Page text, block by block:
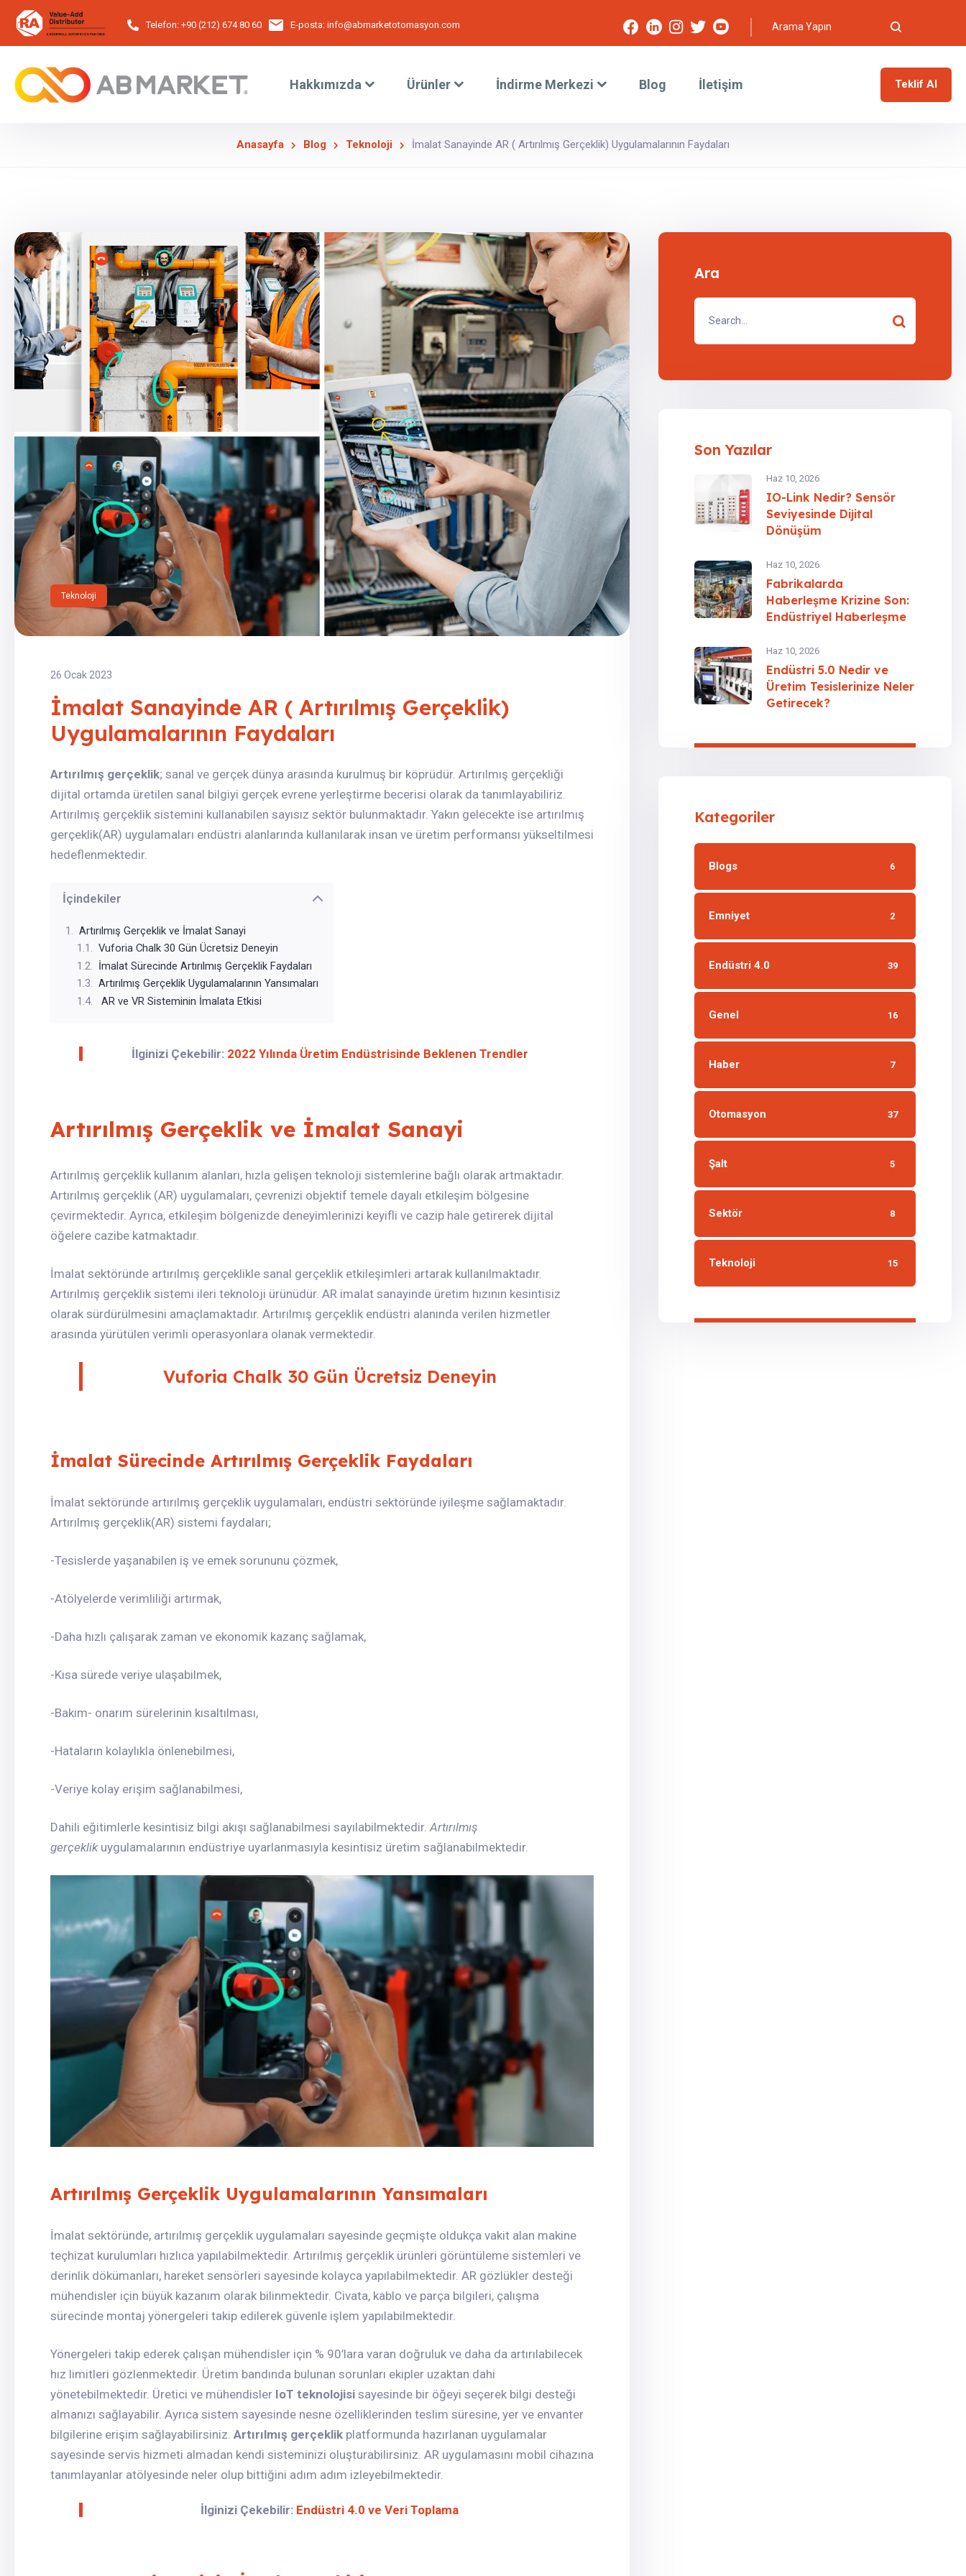
Telefon:+90 (212) 674 80 60 E-posta: info@abmarketotomasyon.com
Hakkımızda Ürünler İndirme Merkezi Blog İletişim Teklif Al
Anasayfa Blog Teknoloji İmalat Sanayinde AR ( Artırılmış Gerçeklik) Uygulamalarının Faydaları
Teknoloji
26 Ocak 2023
İmalat Sanayinde AR ( Artırılmış Gerçeklik)
Uygulamalarının Faydaları
Artırılmış gerçeklik; sanal ve gerçek dünya arasında kurulmuş bir köprüdür. Artırılmış gerçekliği
dijital ortamda üretilen sanal bilgiyi gerçek evrene yerleştirme becerisi olarak da tanımlayabiliriz.
Artırılmış gerçeklik sistemini kullanabilen sayısız sektör bulunmaktadır. Yakın gelecekte ise artırılmış
gerçeklik(AR) uygulamaları endüstri alanlarında kullanılarak insan ve üretim performansı yükseltilmesi
hedeflenmektedir.
İçindekiler
Artırılmış Gerçeklik ve İmalat Sanayi
Vuforia Chalk 30 Gün Ücretsiz Deneyin
İmalat Sürecinde Artırılmış Gerçeklik Faydaları
Artırılmış Gerçeklik Uygulamalarının Yansımaları
AR ve VR Sisteminin İmalata Etkisi
İlginizi Çekebilir: 2022 Yılında Üretim Endüstrisinde Beklenen Trendler
Artırılmış Gerçeklik ve İmalat Sanayi
Artırılmış gerçeklik kullanım alanları, hızla gelişen teknoloji sistemlerine bağlı olarak artmaktadır.
Artırılmış gerçeklik (AR) uygulamaları, çevrenizi objektif temele dayalı etkileşim bölgesine
çevirmektedir. Ayrıca, etkileşim bölgenizde deneyimlerinizi keyifli ve cazip hale getirerek dijital
öğelere cazibe katmaktadır.
İmalat sektöründe artırılmış gerçeklikle sanal gerçeklik etkileşimleri artarak kullanılmaktadır.
Artırılmış gerçeklik sistemi ileri teknoloji ürünüdür. AR imalat sanayinde üretim hızının kesintisiz
olarak sürdürülmesini amaçlamaktadır. Artırılmış gerçeklik endüstri alanında verilen hizmetler
arasında yürütülen verimli operasyonlara olanak vermektedir.
Vuforia Chalk 30 Gün Ücretsiz Deneyin
İmalat Sürecinde Artırılmış Gerçeklik Faydaları
İmalat sektöründe artırılmış gerçeklik uygulamaları, endüstri sektöründe iyileşme sağlamaktadır.
Artırılmış gerçeklik(AR) sistemi faydaları;
-Tesislerde yaşanabilen iş ve emek sorununu çözmek,
-Atölyelerde verimliliği artırmak,
-Daha hızlı çalışarak zaman ve ekonomik kazanç sağlamak,
-Kısa sürede veriye ulaşabilmek,
-Bakım- onarım sürelerinin kısaltılması,
-Hataların kolaylıkla önlenebilmesi,
-Veriye kolay erişim sağlanabilmesi,
Dahili eğitimlerle kesintisiz bilgi akışı sağlanabilmesi sayılabilmektedir. Artırılmış
gerçeklikuygulamalarının endüstriye uyarlanmasıyla kesintisiz üretim sağlanabilmektedir.
Artırılmış Gerçeklik Uygulamalarının Yansımaları
İmalat sektöründe, artırılmış gerçeklik uygulamaları sayesinde geçmişte oldukça vakit alan makine
teçhizat kurulumları hızlıca yapılabilmektedir. Artırılmış gerçeklik ürünleri görüntüleme sistemleri ve
derinlik dökümanları, hareket sensörleri sayesinde kolayca yapılabilmektedir. AR gözlükler desteği
mühendisler için büyük kazanım olarak bilinmektedir. Civata, kablo ve parça bilgileri, çalışma
sürecinde montaj yönergeleri takip edilerek güvenle işlem yapılabilmektedir.
Yönergeleri takip ederek çalışan mühendisler için % 90’lara varan doğruluk ve daha da artırılabilecek
hız limitleri gözlenmektedir. Üretim bandında bulunan sorunları ekipler uzaktan dahi
yönetebilmektedir. Üretici ve mühendisler IoT teknolojisi sayesinde bir öğeyi seçerek bilgi desteği
almanızı sağlayabilir. Ayrıca sistem sayesinde nesne özelliklerinden teslim süresine, yer ve envanter
bilgilerine erişim sağlayabilirsiniz. Artırılmış gerçeklik platformunda hazırlanan uygulamalar
sayesinde servis hizmeti almadan kendi sisteminizi oluşturabilirsiniz. AR uygulamasını mobil cihazına
tanımlayanlar atölyesinde neler olup bittiğini adım adım izleyebilmektedir.
İlginizi Çekebilir: Endüstri 4.0 ve Veri Toplama
Ara
Son Yazılar
Haz 10, 2026
IO-Link Nedir? Sensör
Seviyesinde Dijital
Dönüşüm
Haz 10, 2026
Fabrikalarda
Haberleşme Krizine Son:
Endüstriyel Haberleşme
Haz 10, 2026
Endüstri 5.0 Nedir ve
Üretim Tesislerinize Neler
Getirecek?
Kategoriler
Blogs 6
Emniyet 2
Endüstri 4.0 39
Genel 16
Haber 7
Otomasyon 37
Şalt 5
Sektör 8
Teknoloji 15